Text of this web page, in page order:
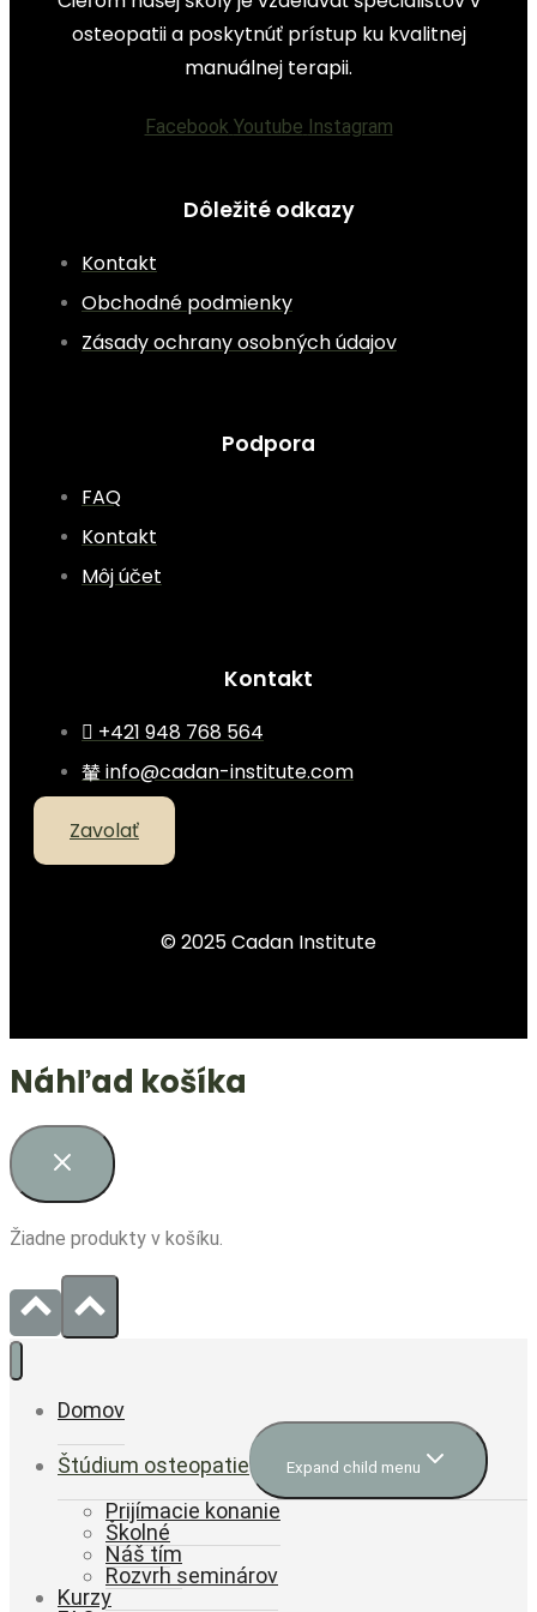
osteopatii a poskytnúť prístup ku kvalitnej
manuálnej terapii.
Facebook Youtube Instagram
Dôležité odkazy
Kontakt
Obchodné podmienky
Zásady ochrany osobných údajov
Podpora
FAQ
Kontakt
Môj účet
Kontakt
+421 948 768 564
info@cadan-institute.com
Zavolať
© 2025 Cadan Institute
Náhľad košíka
Žiadne produkty v košíku.
Domov
Štúdium osteopatie Expand child menu
Prijímacie konanie
Školné
Náš tím
Rozvrh seminárov
Kurzy